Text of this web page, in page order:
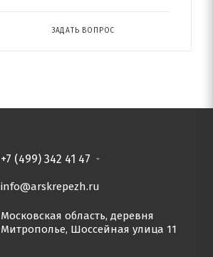
ЗАДАТЬ ВОПРОС
+7 (499) 342 41 47
info@arskrepezh.ru
Московская область, деревня
Митрополье, Шоссейная улица 11